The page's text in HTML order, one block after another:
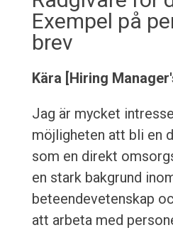
Exempel på
brev
Kära [Hiring
Jag är mycket
möjligheten att bli en
som en direkt
en stark bakgrund
beteendevetenskap
att arbeta med